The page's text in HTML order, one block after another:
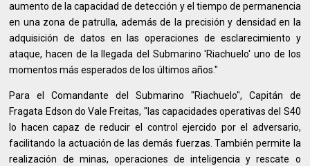
aumento de la capacidad de detección y el tiempo de permanencia
en una zona de patrulla, además de la precisión y densidad en la
adquisición de datos en las operaciones de esclarecimiento y
ataque, hacen de la llegada del Submarino 'Riachuelo' uno de los
momentos más esperados de los últimos años."
Para el Comandante del Submarino "Riachuelo", Capitán de
Fragata Edson do Vale Freitas, "las capacidades operativas del S40
lo hacen capaz de reducir el control ejercido por el adversario,
facilitando la actuación de las demás fuerzas. También permite la
realización de minas, operaciones de inteligencia y rescate o